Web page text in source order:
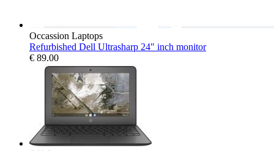
Occassion Laptops
Refurbished Dell Ultrasharp 24" inch monitor
€ 89.00